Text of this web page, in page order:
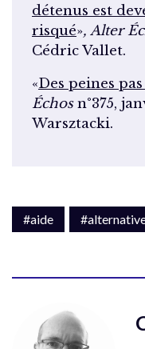
détenus est
risqué», Alter
Cédric Vallet.
«Des peines
Échosn°375,
Warsztacki.
#aide